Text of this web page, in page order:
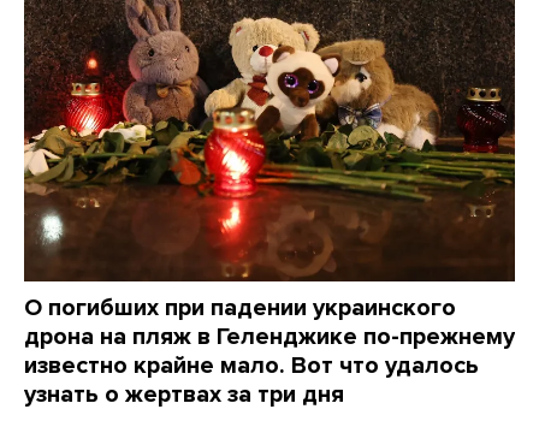
О погибших при падении украинского
дрона на пляж в Геленджике по-прежнему
известно крайне мало. Вот что удалось
узнать о жертвах за три дня